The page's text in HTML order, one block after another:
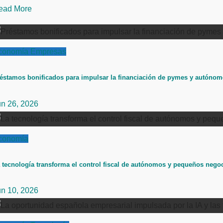
More
Empresas
bonificados para impulsar la financiación de pymes y
26, 2026
tecnología transforma el control fiscal de autónomos y pequeños
10, 2026